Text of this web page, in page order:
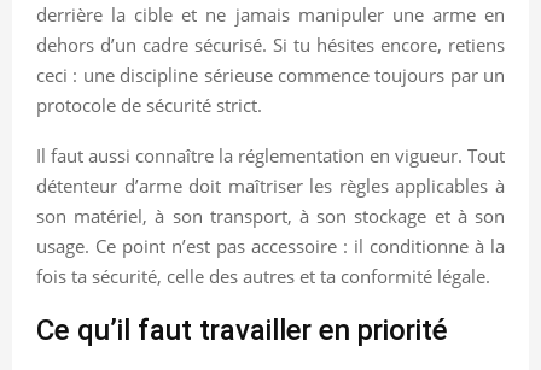
derrière la cible et ne jamais manipuler une arme en
dehors d’un cadre sécurisé. Si tu hésites encore, retiens
ceci : une discipline sérieuse commence toujours par un
protocole de sécurité strict.
Il faut aussi connaître la réglementation en vigueur. Tout
détenteur d’arme doit maîtriser les règles applicables à
son matériel, à son transport, à son stockage et à son
usage. Ce point n’est pas accessoire : il conditionne à la
fois ta sécurité, celle des autres et ta conformité légale.
Ce qu’il faut travailler en priorité